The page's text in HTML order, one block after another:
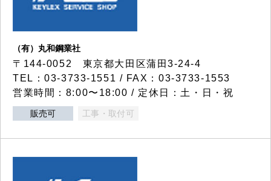
（有）丸和鋼業社
〒144-0052 東京都大田区蒲田3-24-4
TEL：03-3733-1551 / FAX：03-3733-1553
営業時間：8:00〜18:00 / 定休日：土・日・祝
販売可 工事・取付可